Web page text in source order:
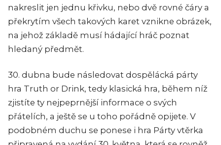
nakreslit jen jednu křivku, nebo dvě rovné čáry a
překrytím všech takových karet vznikne obrázek,
na jehož základě musí hádající hráč poznat
hledaný předmět.
30. dubna bude následovat dospělácká párty
hra Truth or Drink, tedy klasická hra, během níž
zjistíte ty nejpeprnější informace o svých
přátelích, a ještě se u toho pořádně opijete. V
podobném duchu se ponese i hra Párty vtěrka